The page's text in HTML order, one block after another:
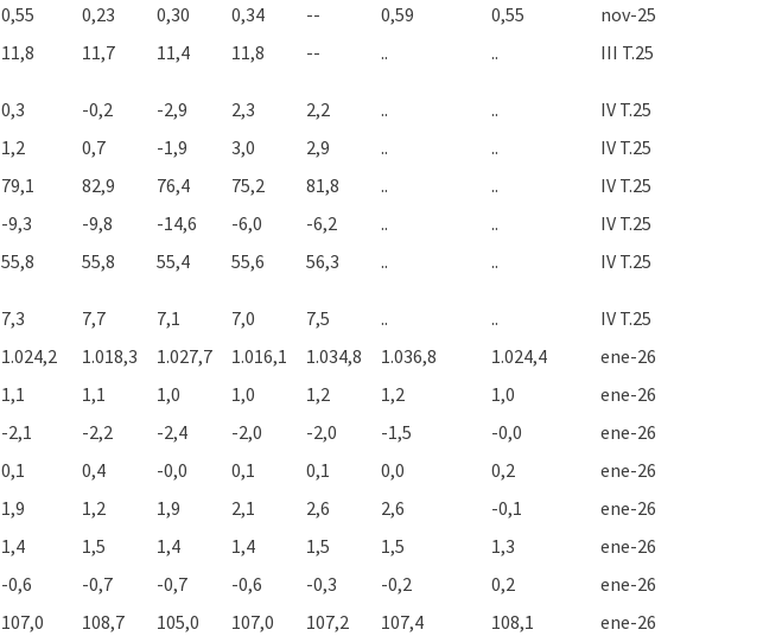
0,55 0,23 0,30 0,34 -- 0,59 0,55
nov-25
11,8 11,7 11,4 11,8 -- .. .. III T.25
0,3 -0,2 -2,9 2,3 2,2 .. ..
IV T.25
1,2 0,7 -1,9 3,0 2,9 .. ..
IV T.25
79,1 82,9 76,4 75,2 81,8 .. ..
IV T.25
-9,3 -9,8 -14,6 -6,0 -6,2 .. ..
IV T.25
55,8 55,8 55,4 55,6 56,3 .. .. IV T.25
7,3 7,7 7,1 7,0 7,5 .. ..
IV T.25
1.024,2 1.018,3 1.027,7 1.016,1 1.034,8 1.036,8 1.024,4
ene-26
1,1 1,1 1,0 1,0 1,2 1,2 1,0
ene-26
-2,1 -2,2 -2,4 -2,0 -2,0 -1,5 -0,0
ene-26
0,1 0,4 -0,0 0,1 0,1 0,0 0,2
ene-26
1,9 1,2 1,9 2,1 2,6 2,6 -0,1
ene-26
1,4 1,5 1,4 1,4 1,5 1,5 1,3
ene-26
-0,6 -0,7 -0,7 -0,6 -0,3 -0,2 0,2
ene-26
107,0 108,7 105,0 107,0 107,2 107,4 108,1
ene-26